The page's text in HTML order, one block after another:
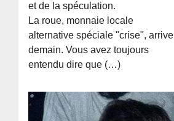
et de la spéculation.
La roue, monnaie locale
alternative spéciale "crise", arrive
demain. Vous avez toujours
entendu dire que (…)